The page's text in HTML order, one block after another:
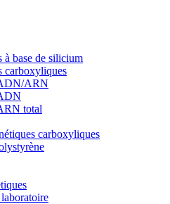
à base de silicium
carboxyliques
ARN
total
carboxyliques